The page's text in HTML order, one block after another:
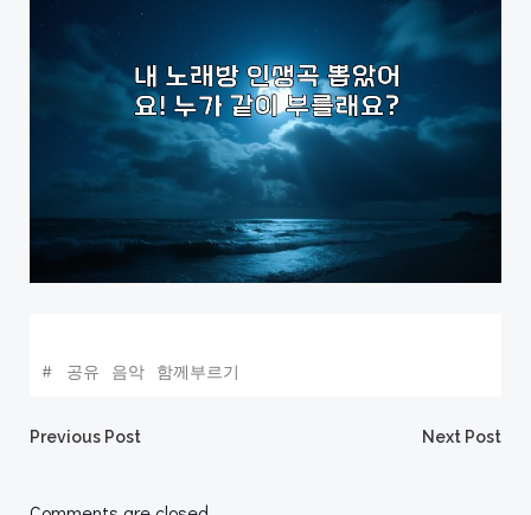
# 공유 음악 함께부르기
Post
Previous Post Next Post